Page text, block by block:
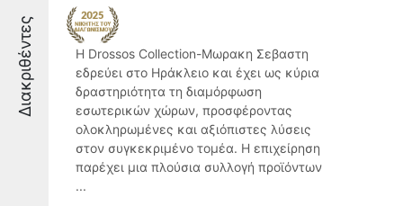
Διακριθέντες
Η Drossos Collection-Μωρακη Σεβαστη
εδρεύει στο Ηράκλειο και έχει ως κύρια
δραστηριότητα τη διαμόρφωση
εσωτερικών χώρων, προσφέροντας
ολοκληρωμένες και αξιόπιστες λύσεις
στον συγκεκριμένο τομέα. Η επιχείρηση
παρέχει μια πλούσια συλλογή προϊόντων
...